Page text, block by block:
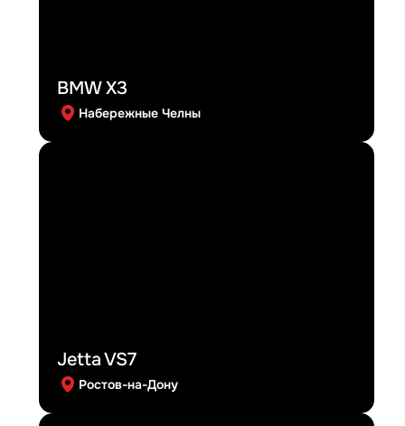
BMW X3
Набережные Челны
Jetta VS7
Ростов-на-Дону